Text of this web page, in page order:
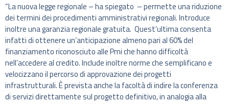
“La nuova legge regionale – ha spiegato – permette una riduzione
dei termini dei procedimenti amministrativi regionali. Introduce
inoltre una garanzia regionale gratuita. Quest’ultima consenta
infatti di ottenere un’anticipazione almeno pari al 60% del
finanziamento riconosciuto alle Pmi che hanno difficoltà
nell’accedere al credito. Include inoltre norme che semplificano e
velocizzano il percorso di approvazione dei progetti
infrastrutturali. È prevista anche la facoltà di indire la conferenza
di servizi direttamente sul progetto definitivo, in analogia alla